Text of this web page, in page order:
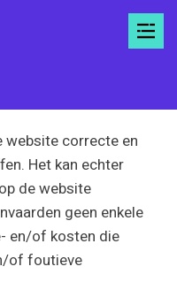
website correcte en
Het kan echter
de website
geen enkele
en/of kosten die
of foutieve